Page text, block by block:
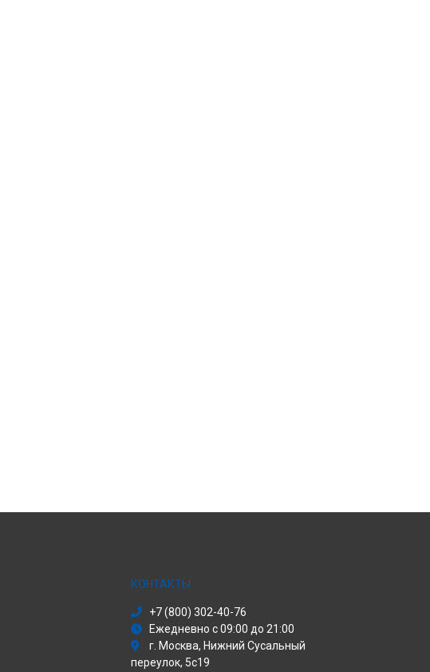
КОНТАКТЫ
+7 (800) 302-40-76
Ежедневно с 09:00 до 21:00
г. Москва, Нижний Сусальный
переулок, 5с19